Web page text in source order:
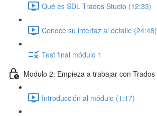
Qué es SDL Trados Studio (12:33)
Conoce su interfaz al detalle (24:48)
Test final módulo 1
Modulo 2: Empieza a trabajar con Trados
Introducción al módulo (1:17)